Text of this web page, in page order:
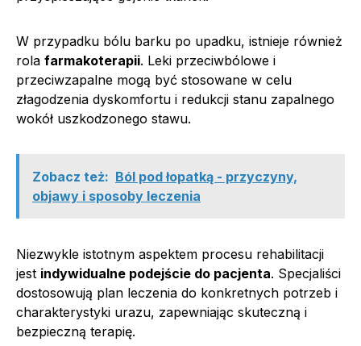
W przypadku bólu barku po upadku, istnieje również
rola farmakoterapii. Leki przeciwbólowe i
przeciwzapalne mogą być stosowane w celu
złagodzenia dyskomfortu i redukcji stanu zapalnego
wokół uszkodzonego stawu.
Zobacz też: Ból pod łopatką - przyczyny,
objawy i sposoby leczenia
Niezwykle istotnym aspektem procesu rehabilitacji
jest indywidualne podejście do pacjenta. Specjaliści
dostosowują plan leczenia do konkretnych potrzeb i
charakterystyki urazu, zapewniając skuteczną i
bezpieczną terapię.